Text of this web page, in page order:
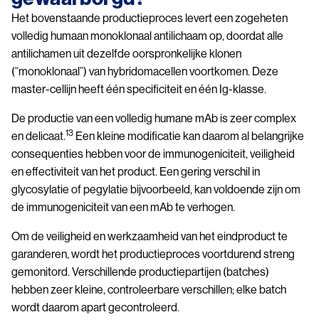
Het bovenstaande productieproces levert een zogeheten
volledig humaan monoklonaal antilichaam op, doordat alle
antilichamen uit dezelfde oorspronkelijke klonen
(“monoklonaal”) van hybridomacellen voortkomen. Deze
master-cellijn heeft één specificiteit en één Ig-klasse.
De productie van een volledig humane mAb is zeer complex
en delicaat.13 Een kleine modificatie kan daarom al belangrijke
consequenties hebben voor de immunogeniciteit, veiligheid
en effectiviteit van het product. Een gering verschil in
glycosylatie of pegylatie bijvoorbeeld, kan voldoende zijn om
de immunogeniciteit van een mAb te verhogen.
Om de veiligheid en werkzaamheid van het eindproduct te
garanderen, wordt het productieproces voortdurend streng
gemonitord. Verschillende productiepartijen (batches)
hebben zeer kleine, controleerbare verschillen; elke batch
wordt daarom apart gecontroleerd.